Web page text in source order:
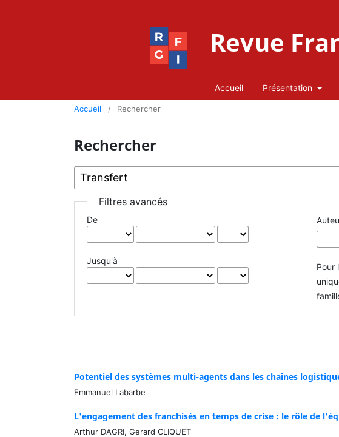
Revue
Accueil Présentation
Accueil / Rechercher
Rechercher
Filtres avancés
De
Jusqu'à
Pour
Potentiel des systèmes multi-agents dans les chaînes
Emmanuel Labarbe
L'engagement des franchisés en temps de crise : le rôle de
Arthur DAGRI, Gerard CLIQUET